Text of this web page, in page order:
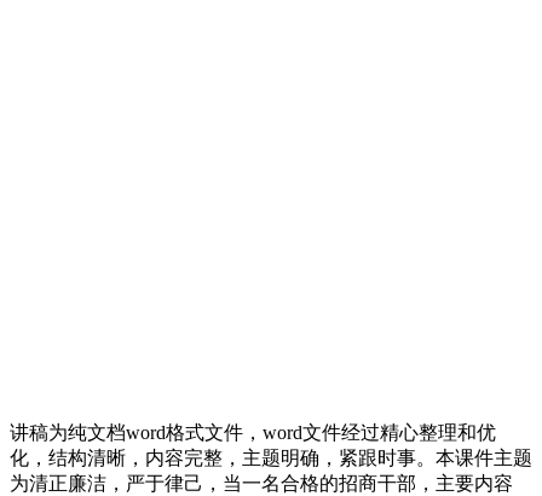
讲稿为纯文档word格式文件，word文件经过精心整理和优
化，结构清晰，内容完整，主题明确，紧跟时事。本课件主题
为清正廉洁，严于律己，当一名合格的招商干部，主要内容